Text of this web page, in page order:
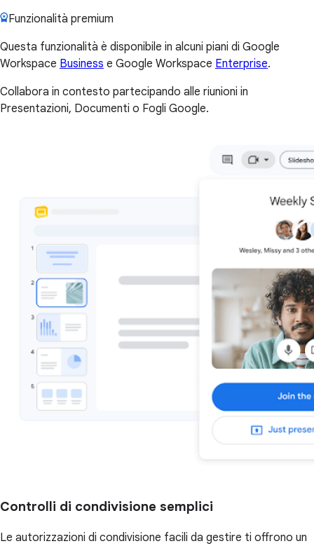
Funzionalità premium
Questa funzionalità è disponibile in alcuni piani di Google
Workspace Business e Google Workspace Enterprise.
Collabora in contesto partecipando alle riunioni in
Presentazioni, Documenti o Fogli Google.
Controlli di condivisione semplici
Le autorizzazioni di condivisione facili da gestire ti offrono un